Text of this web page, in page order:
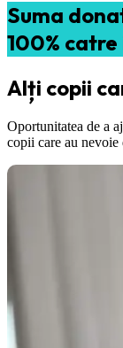
Suma
100%
Alți copii
Oportunitatea de a
copii care au nevoie